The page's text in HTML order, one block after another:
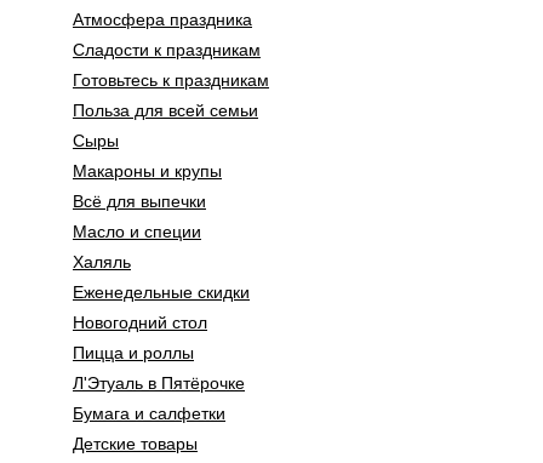
Атмосфера праздника
Сладости к праздникам
Готовьтесь к праздникам
Польза для всей семьи
Сыры
Макароны и крупы
Всё для выпечки
Масло и специи
Халяль
Еженедельные скидки
Новогодний стол
Пицца и роллы
Л'Этуаль в Пятёрочке
Бумага и салфетки
Детские товары